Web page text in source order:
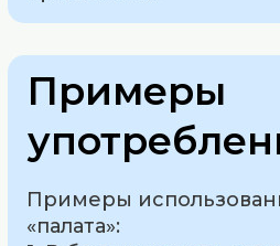
Примеры
Примеры
«палата»: